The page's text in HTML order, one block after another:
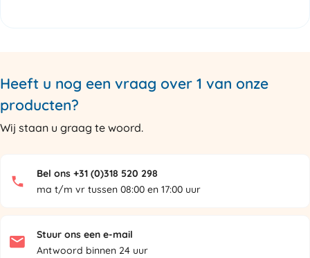
Heeft u nog een vraag over 1 van onze
producten?
Wij staan u graag te woord.
Bel ons +31 (0)318 520 298
ma t/m vr tussen 08:00 en 17:00 uur
Stuur ons een e-mail
Antwoord binnen 24 uur